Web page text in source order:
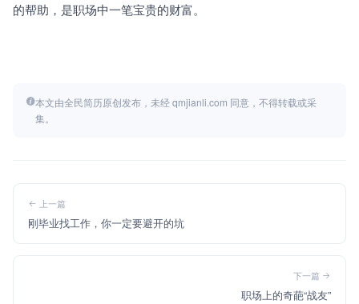
的帮助，是职场中一笔宝贵的财富。
本文由全民简历原创发布，未经 qmjianli.com 同意，不得转载或采
集。
上一篇
刚毕业找工作，你一定要避开的坑
下一篇
职场上的奇葩“战友”